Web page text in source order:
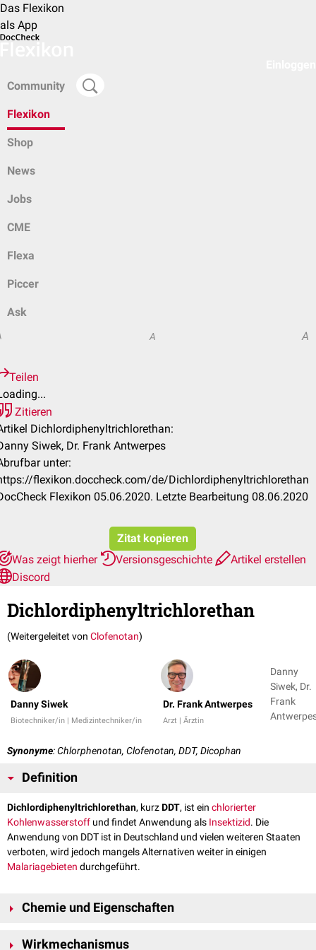
Das Flexikon
als App
Community
Flexikon
Shop
News
Jobs
CME
Flexa
Piccer
Ask
A A
Teilen
Zitieren
Dichlordiphenyltrichlorethan:
Siwek, Dr. Frank Antwerpes
unter:
flexikon.doccheck.com/de/Dichlordiphenyltrichlorethan
Flexikon 05.06.2020. Letzte Bearbeitung 08.06.2020
Zitat kopieren
Was zeigt hierher
Versionsgeschichte
Artikel erstellen
Discord
Dichlordiphenyltrichlorethan
(Weitergeleitet von Clofenotan)
Danny Siwek
Biotechniker/in | Medizintechniker/in
Dr. Frank Antwerpes
Arzt | Ärztin
Danny
Siwek, Dr.
Frank
Synonyme: Chlorphenotan, Clofenotan, DDT, Dicophan
Definition
Dichlordiphenyltrichlorethan, kurzDDT, ist ein chlorierter
Kohlenwasserstoff und findet Anwendung als Insektizid. Die
Anwendung von DDT ist in Deutschland und vielen weiteren Staaten
verboten, wird jedoch mangels Alternativen weiter in einigen
Malariagebieten durchgeführt.
Chemie und Eigenschaften
SummenformelC H Cl und eine
Wirkmechanismus